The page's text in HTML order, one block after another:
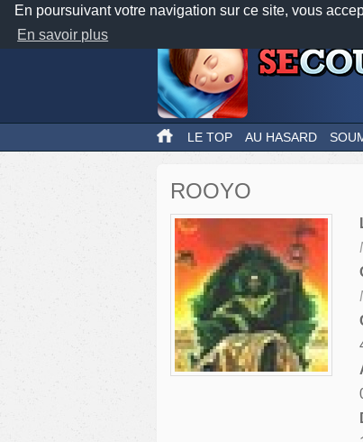
En poursuivant votre navigation sur ce site, vous
En savoir plus
LE TOP AU HASARD
ROOYO